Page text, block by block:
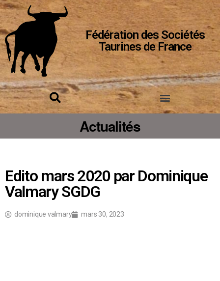
Fédération des Sociétés
Taurines de France
Actualités
Edito mars 2020 par Dominique
Valmary SGDG
dominique valmary mars 30, 2023